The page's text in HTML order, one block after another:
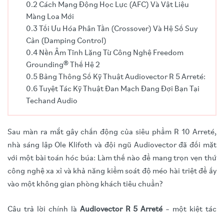
0.2 Cách Mạng Động Học Lực (AFC) Và Vật Liệu
Màng Loa Mới
0.3 Tối Ưu Hóa Phân Tần (Crossover) Và Hệ Số Suy
Cản (Damping Control)
0.4 Nền Âm Tĩnh Lặng Từ Công Nghệ Freedom
Grounding® Thế Hệ 2
0.5 Bảng Thông Số Kỹ Thuật Audiovector R 5 Arreté:
0.6 Tuyệt Tác Kỹ Thuật Đan Mạch Đang Đợi Bạn Tại
Techand Audio
Sau màn ra mắt gây chấn động của siêu phẩm R 10 Arreté,
nhà sáng lập Ole Klifoth và đội ngũ Audiovector đã đối mặt
với một bài toán hóc búa: Làm thế nào để mang trọn vẹn thứ
công nghệ xa xỉ và khả năng kiểm soát độ méo hài triệt để ấy
vào một không gian phòng khách tiêu chuẩn?
Câu trả lời chính là Audiovector R 5 Arreté – một kiệt tác